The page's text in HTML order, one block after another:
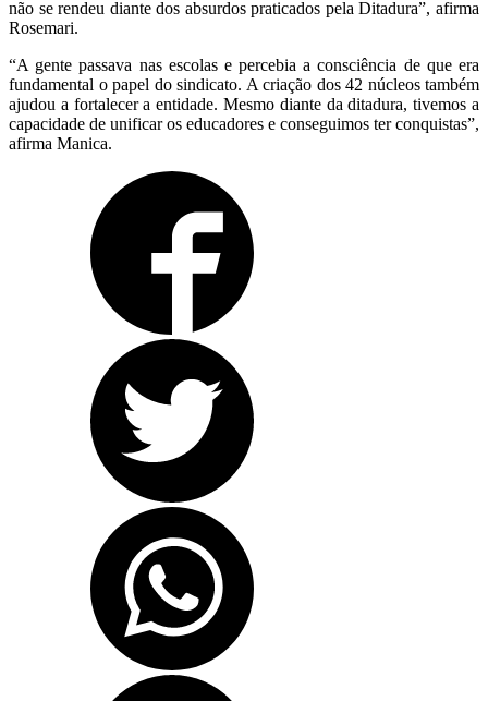
não se rendeu diante dos absurdos praticados pela Ditadura”, afirma
Rosemari.
“A gente passava nas escolas e percebia a consciência de que era
fundamental o papel do sindicato. A criação dos 42 núcleos também
ajudou a fortalecer a entidade. Mesmo diante da ditadura, tivemos a
capacidade de unificar os educadores e conseguimos ter conquistas”,
afirma Manica.